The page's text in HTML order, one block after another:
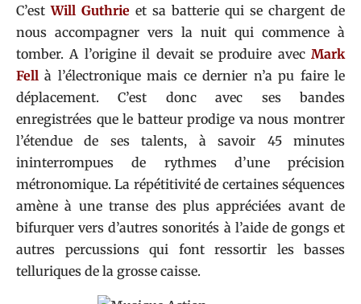
C’estWill Guthrie et sa batterie qui se chargent de
nous accompagner vers la nuit qui commence à
tomber. A l’origine il devait se produire avec Mark
Fell à l’électronique mais ce dernier n’a pu faire le
déplacement. C’est donc avec ses bandes
enregistrées que le batteur prodige va nous montrer
l’étendue de ses talents, à savoir 45 minutes
ininterrompues de rythmes d’une précision
métronomique. La répétitivité de certaines séquences
amène à une transe des plus appréciées avant de
bifurquer vers d’autres sonorités à l’aide de gongs et
autres percussions qui font ressortir les basses
telluriques de la grosse caisse.